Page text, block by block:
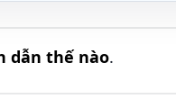
dẫn thế nào.